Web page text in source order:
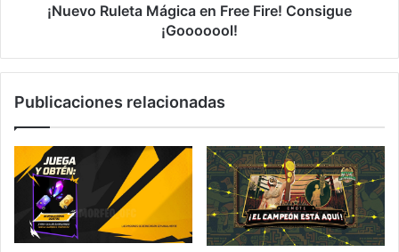
¡Nuevo Ruleta Mágica en Free Fire! Consigue
¡Gooooool!
Publicaciones relacionadas